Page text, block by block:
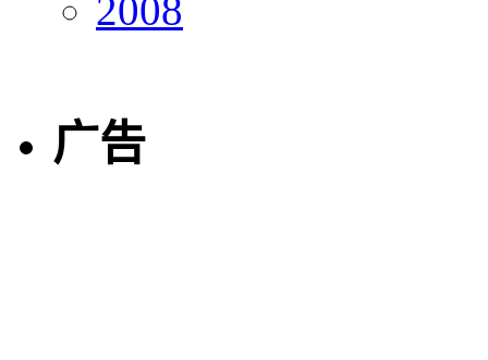
2008
广告